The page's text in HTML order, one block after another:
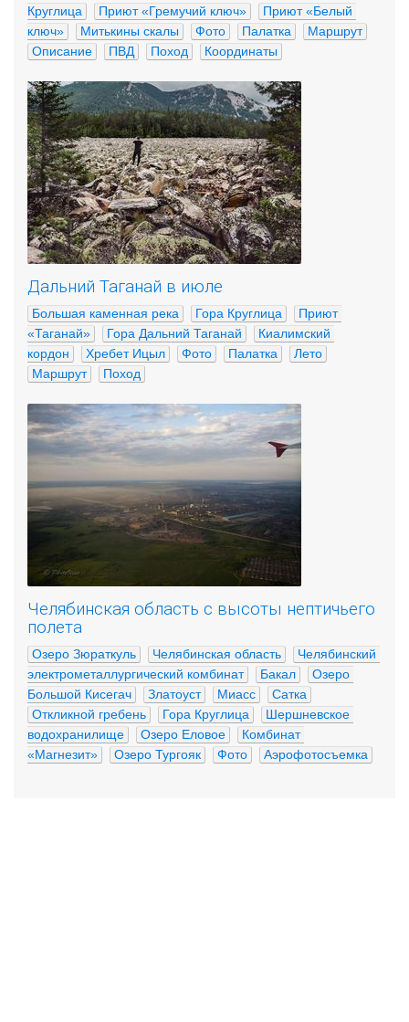
Круглица
Приют «Гремучий ключ»
Приют «Белый
ключ»
Митькины скалы Фото Палатка
Маршрут
Описание
ПВД Поход Координаты
Дальний Таганай в июле
Большая каменная река Гора Круглица
Приют
«Таганай»
Гора Дальний Таганай
Киалимский
кордон
Хребет Ицыл Фото Палатка
Лето
Маршрут
Поход
Челябинская область с высоты нептичьего
полета
Озеро Зюраткуль Челябинская область
Челябинский
электрометаллургический комбинат
Бакал
Озеро
Большой Кисегач
Златоуст Миасс
Сатка
Откликной гребень
Гора Круглица
Шершневское
водохранилище
Озеро Еловое
Комбинат
«Магнезит»
Озеро Тургояк Фото Аэрофотосъемка